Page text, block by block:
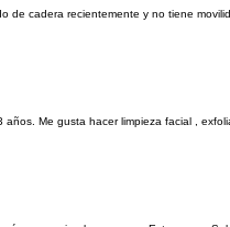
cadera recientemente y no tiene
Me gusta hacer limpieza facial ,